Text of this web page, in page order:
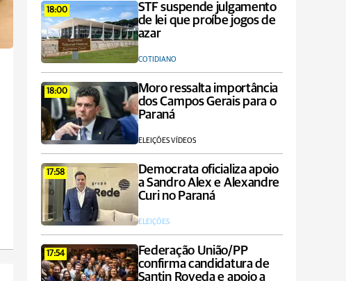
18:00
STF suspende julgamento
de lei que proíbe jogos de
azar
COTIDIANO
18:00
Moro ressalta importância
dos Campos Gerais para o
Paraná
ELEIÇÕES VÍDEOS
17:58
Democrata oficializa apoio
a Sandro Alex e Alexandre
Curi no Paraná
ELEIÇÕES
17:54
Federação União/PP
confirma candidatura de
Santin Roveda e apoio a